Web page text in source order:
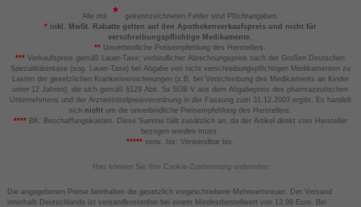
Alle mit
gekennzeichneten Felder sind Pflichtangaben.
*inkl. MwSt. Rabatte gelten auf den Apothekenverkaufspreis und nicht für
verschreibungspflichtige Medikamente.
** Unverbindliche Preisempfehlung des Herstellers.
*** Verkaufspreis gemäß Lauer-Taxe; verbindlicher Abrechnungspreis nach der Großen Deutschen
Spezialitätentaxe (sog. Lauer-Taxe) bei Abgabe von nicht verschreibungspflichtigen Medikamenten zu
Lasten der gesetzlichen Krankenversicherungen (z.B. bei Verschreibung des Medikaments an Kinder
unter 12 Jahren), die sich gemäß §129 Abs. 5a SGB V aus dem Abgabepreis des pharmazeutischen
Unternehmens und der Arzneimittelpreisverordnung in der Fassung zum 31.12.2003 ergibt. Es handelt
sich nicht um die unverbindliche Preisempfehlung des Herstellers.
****BK: Beschaffungskosten. Diese Summe fällt zusätzlich an, da der Artikel direkt vom Hersteller
bezogen werden muss.
*****verw. bis: Verwendbar bis.
Hier können Sie Ihre Cookie-Zustimmung widerrufen
Die angegebenen Preise beinhalten die gesetzlich vorgeschriebene Mehrwertsteuer. Der Versand
innerhalb Deutschlands ist versandkostenfrei bei einem Mindestbestellwert von 13,99 Euro. Bei